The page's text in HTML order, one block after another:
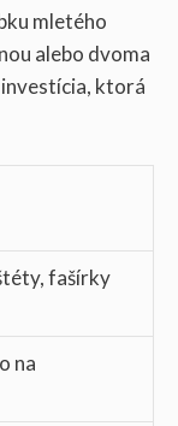
mletého
alebo dvoma
ktorá
fašírky
na